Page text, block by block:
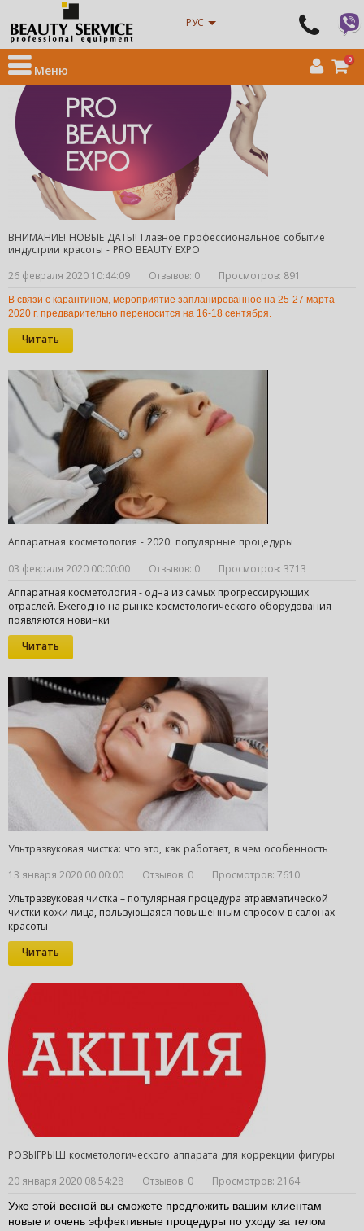
РУС
0
Меню
Интернет магазин оборудования для салонов красоты » Новости
Новости на сайте
ВНИМАНИЕ! НОВЫЕ ДАТЫ! Главное профессиональное событие
индустрии красоты - PRO BEAUTY EXPO
26 февраля 2020 10:44:09
Отзывов: 0 Просмотров: 891
В связи с карантином, мероприятие запланированное на 25-27 марта
2020 г. предварительно переносится на 16-18 сентября.
Читать
Аппаратная косметология - 2020: популярные процедуры
03 февраля 2020 00:00:00
Отзывов: 0
Просмотров: 3713
Аппаратная косметология - одна из самых прогрессирующих
отраслей. Ежегодно на рынке косметологического оборудования
появляются новинки
Читать
Ультразвуковая чистка: что это, как работает, в чем особенность
13 января 2020 00:00:00
Отзывов: 0
Просмотров: 7610
Ультразвуковая чистка – популярная процедура атравматической
чистки кожи лица, пользующаяся повышенным спросом в салонах
красоты
Читать
РОЗЫГРЫШ косметологического аппарата для коррекции фигуры
20 января 2020 08:54:28
Отзывов: 0 Просмотров: 2164
Уже этой весной вы сможете предложить вашим клиентам
новые и очень эффективные процедуры по уходу за телом